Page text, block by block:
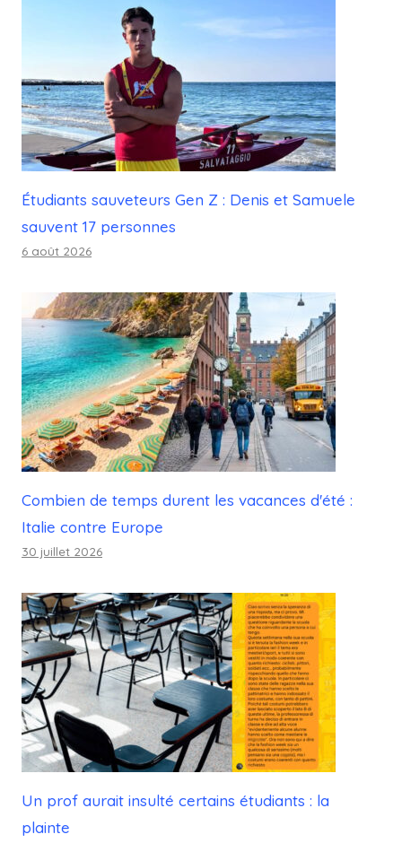
Étudiants sauveteurs Gen Z : Denis et Samuele
sauvent 17 personnes
6 août 2026
Combien de temps durent les vacances d'été :
Italie contre Europe
30 juillet 2026
Un prof aurait insulté certains étudiants : la
plainte